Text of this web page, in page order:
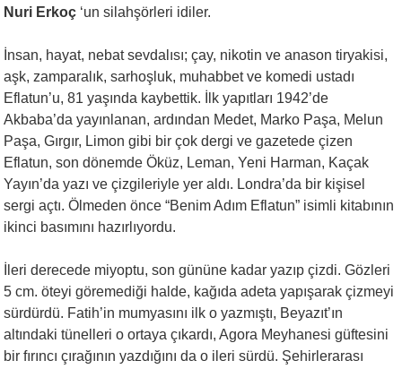
Nuri Erkoç ‘un silahşörleri idiler.
İnsan, hayat, nebat sevdalısı; çay, nikotin ve anason tiryakisi,
aşk, zamparalık, sarhoşluk, muhabbet ve komedi ustadı
Eflatun’u, 81 yaşında kaybettik. İlk yapıtları 1942’de
Akbaba’da yayınlanan, ardından Medet, Marko Paşa, Melun
Paşa, Gırgır, Limon gibi bir çok dergi ve gazetede çizen
Eflatun, son dönemde Öküz, Leman, Yeni Harman, Kaçak
Yayın’da yazı ve çizgileriyle yer aldı. Londra’da bir kişisel
sergi açtı. Ölmeden önce “Benim Adım Eflatun” isimli kitabının
ikinci basımını hazırlıyordu.
İleri derecede miyoptu, son gününe kadar yazıp çizdi. Gözleri
5 cm. öteyi göremediği halde, kağıda adeta yapışarak çizmeyi
sürdürdü. Fatih’in mumyasını ilk o yazmıştı, Beyazıt’ın
altındaki tünelleri o ortaya çıkardı, Agora Meyhanesi güftesini
bir fırıncı çırağının yazdığını da o ileri sürdü. Şehirlerarası